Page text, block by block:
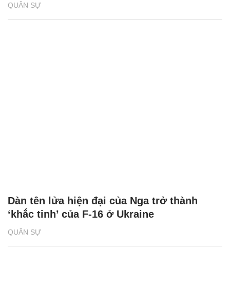
QUÂN SỰ
QUÂN SỰ
Dàn tên lửa hiện đại của Nga trở thành
‘khắc tinh’ của F-16 ở Ukraine